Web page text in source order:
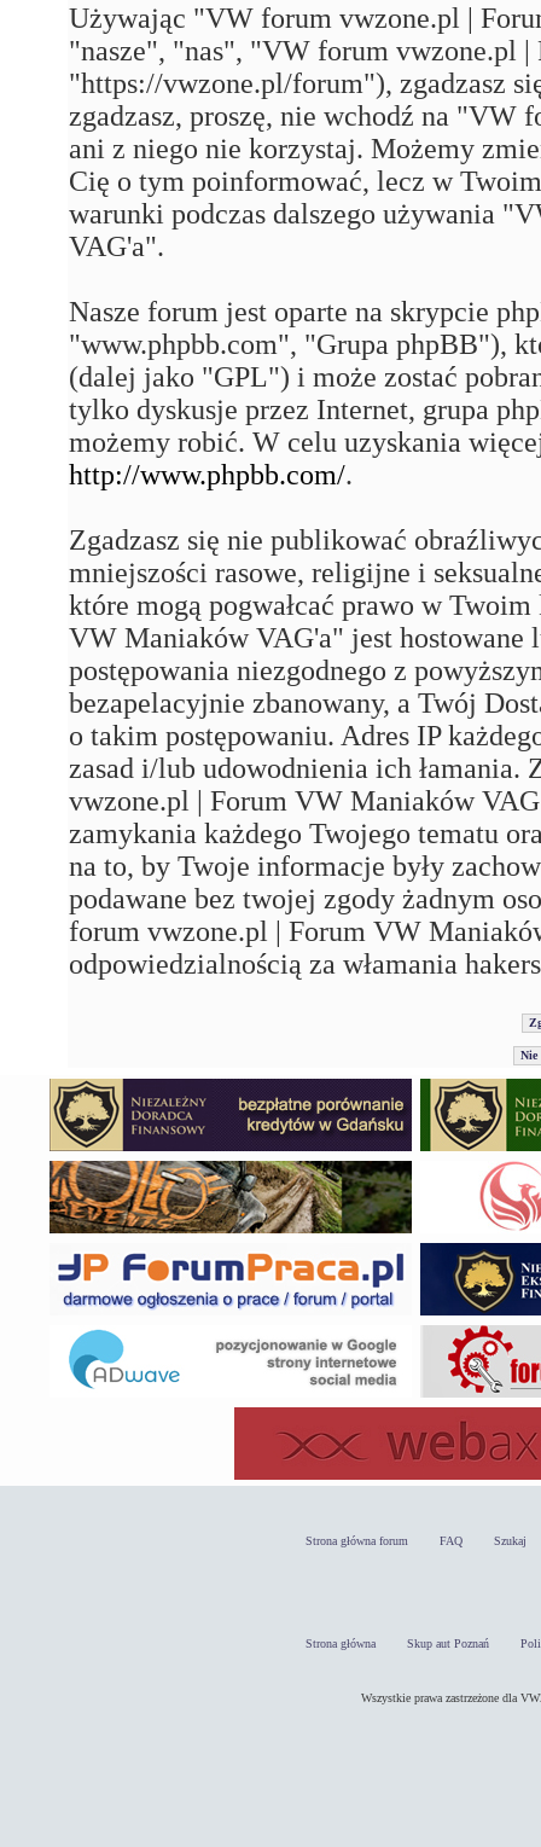
Używając "VW forum vwzone.pl |
"nasze", "nas", "VW forum vwzone.pl
"https://vwzone.pl/forum"), zgadzasz
zgadzasz, proszę, nie wchodź na
ani z niego nie korzystaj. Możemy
Cię o tym poinformować, lecz w
warunki podczas dalszego używania
VAG'a".
Nasze forum jest oparte na skrypcie
"www.phpbb.com", "Grupa phpBB"),
(dalej jako "GPL") i może zostać
tylko dyskusje przez Internet, grupa
możemy robić. W celu uzyskania
http://www.phpbb.com/.
Zgadzasz się nie publikować
mniejszości rasowe, religijne i
które mogą pogwałcać prawo w
VW Maniaków VAG'a" jest hostowane
postępowania niezgodnego z
bezapelacyjnie zbanowany, a Twój
o takim postępowaniu. Adres IP
zasad i/lub udowodnienia ich
vwzone.pl | Forum VW Maniaków
zamykania każdego Twojego tematu
na to, by Twoje informacje były
podawane bez twojej zgody żadnym
forum vwzone.pl | Forum VW
odpowiedzialnością za włamania
Strona główna forum FAQ Szukaj
Strona główna Skup aut Poznań
Wszystkie prawa zastrzeżone dla